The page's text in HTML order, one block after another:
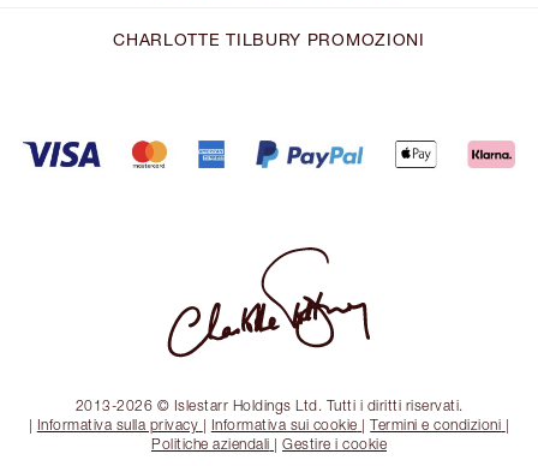
CHARLOTTE TILBURY PROMOZIONI
2013-2026 © Islestarr Holdings Ltd. Tutti i diritti riservati.
| Informativa sulla privacy | Informativa sui cookie |Termini e condizioni |
Politiche aziendali | Gestire i cookie